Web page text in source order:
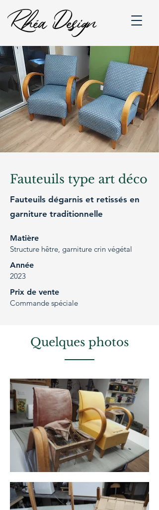
Fauteuils type art déco
Fauteuils dégarnis et retissés en
garniture traditionnelle
Matière
Structure hêtre, garniture crin végétal
Année
2023
Prix de vente
Commande spéciale
Quelques photos